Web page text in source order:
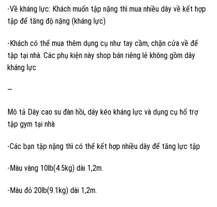
-Về kháng lực: Khách muốn tập nặng thì mua nhiều dây về kết hợp
tập để tăng độ nặng (kháng lực)
-Khách có thể mua thêm dụng cụ như tay cầm, chặn cửa về để
tập tại nhà. Các phụ kiện này shop bán riêng lẻ không gồm dây
kháng lực
—
Mô tả Dây cao su đàn hồi, dây kéo kháng lực và dụng cụ hổ trợ
tập gym tại nhà
-Các bạn tập nặng thì có thể kết hợp nhiều dây để tăng lực tập
-Màu vàng 10lb(4.5kg) dài 1,2m.
-Màu đỏ 20lb(9.1kg) dài 1,2m.